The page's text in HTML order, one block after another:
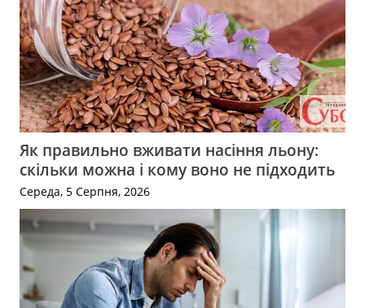
Як правильно вживати насіння льону:
скільки можна і кому воно не підходить
Середа, 5 Серпня, 2026